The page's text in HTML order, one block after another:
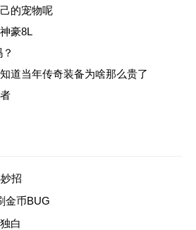
的宠物呢
豪8L
道当年传奇装备为啥那么贵了
招
金币BUG
白